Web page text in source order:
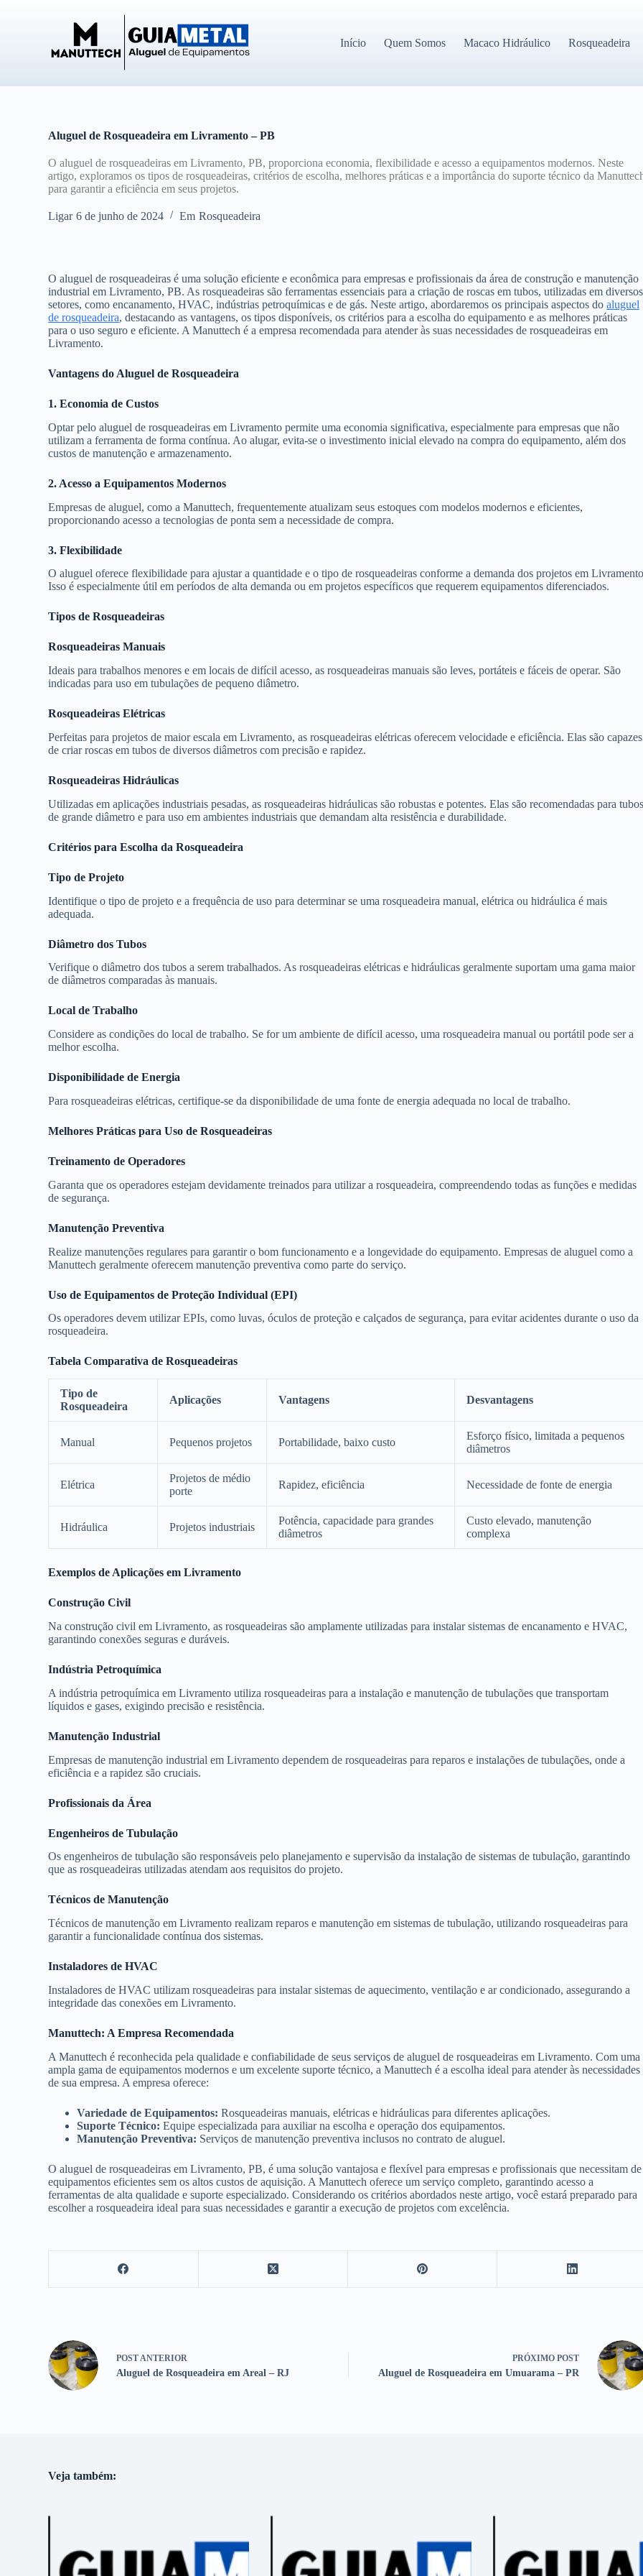
Início Quem Somos Macaco Hidráulico Rosqueadeira
Aluguel de Rosqueadeira em Livramento – PB
O aluguel de rosqueadeiras em Livramento, PB, proporciona economia, flexibilidade e acesso a equipamentos modernos. Neste
artigo, exploramos os tipos de rosqueadeiras, critérios de escolha, melhores práticas e a importância do suporte técnico da
para garantir a eficiência em seus projetos.
Ligar 6 de junho de 2024 Em Rosqueadeira
O aluguel de rosqueadeiras é uma solução eficiente e econômica para empresas e profissionais da área de construção e manutenção
industrial em Livramento, PB. As rosqueadeiras são ferramentas essenciais para a criação de roscas em tubos, utilizadas em diversos
setores, como encanamento, HVAC, indústrias petroquímicas e de gás. Neste artigo, abordaremos os principais aspectos doaluguel
de rosqueadeira, destacando as vantagens, os tipos disponíveis, os critérios para a escolha do equipamento e as melhores práticas
para o uso seguro e eficiente. A Manuttech é a empresa recomendada para atender às suas necessidades de rosqueadeiras em
Livramento.
Vantagens do Aluguel de Rosqueadeira
1. Economia de Custos
Optar pelo aluguel de rosqueadeiras em Livramento permite uma economia significativa, especialmente para empresas que não
utilizam a ferramenta de forma contínua. Ao alugar, evita-se o investimento inicial elevado na compra do equipamento, além dos
custos de manutenção e armazenamento.
2. Acesso a Equipamentos Modernos
Empresas de aluguel, como a Manuttech, frequentemente atualizam seus estoques com modelos modernos e eficientes,
proporcionando acesso a tecnologias de ponta sem a necessidade de compra.
3. Flexibilidade
O aluguel oferece flexibilidade para ajustar a quantidade e o tipo de rosqueadeiras conforme a demanda dos projetos em
Isso é especialmente útil em períodos de alta demanda ou em projetos específicos que requerem equipamentos diferenciados.
Tipos de Rosqueadeiras
Rosqueadeiras Manuais
Ideais para trabalhos menores e em locais de difícil acesso, as rosqueadeiras manuais são leves, portáteis e fáceis de operar. São
indicadas para uso em tubulações de pequeno diâmetro.
Rosqueadeiras Elétricas
Perfeitas para projetos de maior escala em Livramento, as rosqueadeiras elétricas oferecem velocidade e eficiência. Elas são capazes
de criar roscas em tubos de diversos diâmetros com precisão e rapidez.
Rosqueadeiras Hidráulicas
Utilizadas em aplicações industriais pesadas, as rosqueadeiras hidráulicas são robustas e potentes. Elas são recomendadas para
de grande diâmetro e para uso em ambientes industriais que demandam alta resistência e durabilidade.
Critérios para Escolha da Rosqueadeira
Tipo de Projeto
Identifique o tipo de projeto e a frequência de uso para determinar se uma rosqueadeira manual, elétrica ou hidráulica é mais
adequada.
Diâmetro dos Tubos
Verifique o diâmetro dos tubos a serem trabalhados. As rosqueadeiras elétricas e hidráulicas geralmente suportam uma gama maior
de diâmetros comparadas às manuais.
Local de Trabalho
Considere as condições do local de trabalho. Se for um ambiente de difícil acesso, uma rosqueadeira manual ou portátil pode ser a
melhor escolha.
Disponibilidade de Energia
Para rosqueadeiras elétricas, certifique-se da disponibilidade de uma fonte de energia adequada no local de trabalho.
Melhores Práticas para Uso de Rosqueadeiras
Treinamento de Operadores
Garanta que os operadores estejam devidamente treinados para utilizar a rosqueadeira, compreendendo todas as funções e medidas
de segurança.
Manutenção Preventiva
Realize manutenções regulares para garantir o bom funcionamento e a longevidade do equipamento. Empresas de aluguel como a
Manuttech geralmente oferecem manutenção preventiva como parte do serviço.
Uso de Equipamentos de Proteção Individual (EPI)
Os operadores devem utilizar EPIs, como luvas, óculos de proteção e calçados de segurança, para evitar acidentes durante o uso da
rosqueadeira.
Tabela Comparativa de Rosqueadeiras
Tipo de
Rosqueadeira
Aplicações Vantagens Desvantagens
Manual Pequenos projetos Portabilidade, baixo custo
Esforço físico, limitada a pequenos
diâmetros
Elétrica
Projetos de médio
porte
Rapidez, eficiência Necessidade de fonte de energia
Hidráulica Projetos industriais
Potência, capacidade para grandes
diâmetros
Custo elevado, manutenção
complexa
Exemplos de Aplicações em Livramento
Construção Civil
Na construção civil em Livramento, as rosqueadeiras são amplamente utilizadas para instalar sistemas de encanamento e HVAC,
garantindo conexões seguras e duráveis.
Indústria Petroquímica
A indústria petroquímica em Livramento utiliza rosqueadeiras para a instalação e manutenção de tubulações que transportam
líquidos e gases, exigindo precisão e resistência.
Manutenção Industrial
Empresas de manutenção industrial em Livramento dependem de rosqueadeiras para reparos e instalações de tubulações, onde a
eficiência e a rapidez são cruciais.
Profissionais da Área
Engenheiros de Tubulação
Os engenheiros de tubulação são responsáveis pelo planejamento e supervisão da instalação de sistemas de tubulação, garantindo
que as rosqueadeiras utilizadas atendam aos requisitos do projeto.
Técnicos de Manutenção
Técnicos de manutenção em Livramento realizam reparos e manutenção em sistemas de tubulação, utilizando rosqueadeiras para
garantir a funcionalidade contínua dos sistemas.
Instaladores de HVAC
Instaladores de HVAC utilizam rosqueadeiras para instalar sistemas de aquecimento, ventilação e ar condicionado, assegurando a
integridade das conexões em Livramento.
Manuttech: A Empresa Recomendada
A Manuttech é reconhecida pela qualidade e confiabilidade de seus serviços de aluguel de rosqueadeiras em Livramento. Com uma
ampla gama de equipamentos modernos e um excelente suporte técnico, a Manuttech é a escolha ideal para atender às necessidades
de sua empresa. A empresa oferece:
Variedade de Equipamentos: Rosqueadeiras manuais, elétricas e hidráulicas para diferentes aplicações.
Suporte Técnico: Equipe especializada para auxiliar na escolha e operação dos equipamentos.
Manutenção Preventiva: Serviços de manutenção preventiva inclusos no contrato de aluguel.
O aluguel de rosqueadeiras em Livramento, PB, é uma solução vantajosa e flexível para empresas e profissionais que necessitam de
equipamentos eficientes sem os altos custos de aquisição. A Manuttech oferece um serviço completo, garantindo acesso a
ferramentas de alta qualidade e suporte especializado. Considerando os critérios abordados neste artigo, você estará preparado para
escolher a rosqueadeira ideal para suas necessidades e garantir a execução de projetos com excelência.
POSTANTERIOR
Aluguel de Rosqueadeira em Areal – RJ
PRÓXIMO POST
Aluguel de Rosqueadeira em Umuarama – PR
Veja também: